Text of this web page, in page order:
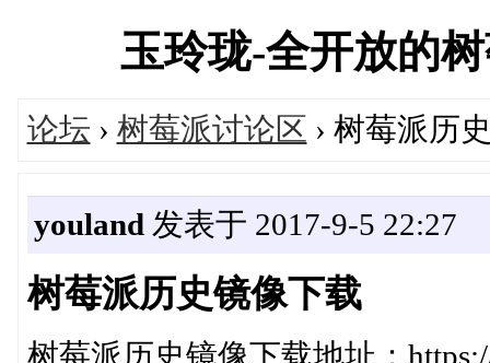
玉玲珑-全开放的
论坛 › 树莓派讨论区 › 树莓派历
youland 发表于 2017-9-5 22:27
树莓派历史镜像下载
树莓派历史镜像下载地址：